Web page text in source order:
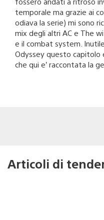
temporale ma grazie ai
odiava la serie) mi sono
mix degli altri AC e The
e il combat system.
Odyssey questo
che qui e’ raccontata la
Articoli di